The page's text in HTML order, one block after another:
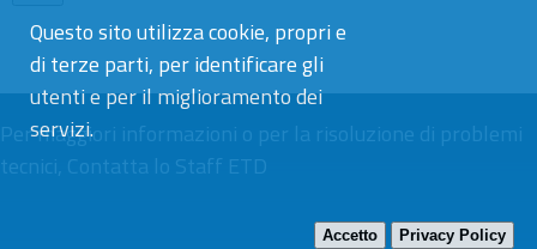
Questo sito utilizza cookie, propri e
di terze parti, per identificare gli
utenti e per il miglioramento dei
servizi.
Accetto Privacy Policy
Per maggiori informazioni o per la risoluzione di problemi
tecnici, Contatta lo Staff ETD